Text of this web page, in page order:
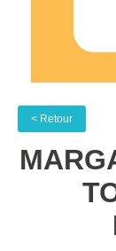
< Retour